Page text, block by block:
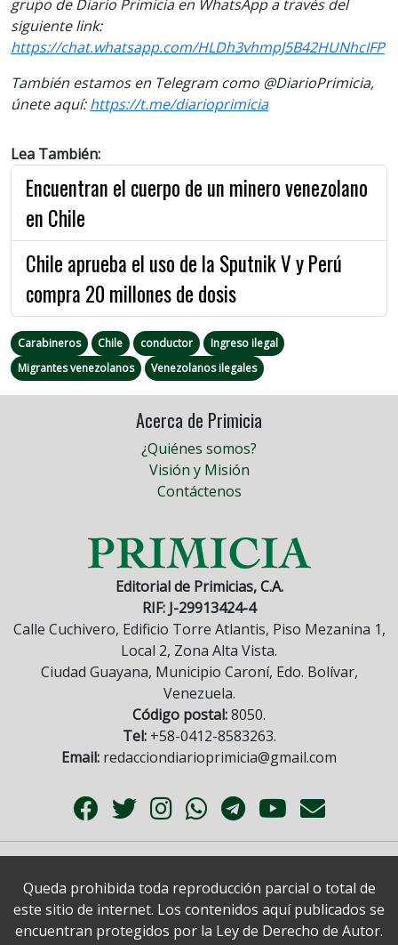
grupo de Diario Primicia en WhatsApp a través del
siguiente link:
https://chat.whatsapp.com/HLDh3vhmpJ5B42HUNhcIFP
También estamos en Telegram como @DiarioPrimicia,
únete aquí:https://t.me/diarioprimicia
Lea También:
Encuentran el cuerpo de un minero venezolano
en Chile
Chile aprueba el uso de la Sputnik V y Perú
compra 20 millones de dosis
Carabineros Chile conductor
Ingreso ilegal
Migrantes venezolanos
Venezolanos ilegales
Acerca de Primicia
¿Quiénes somos?
Visión y Misión
Contáctenos
Editorial de Primicias, C.A.
RIF: J-29913424-4
Calle Cuchivero, Edificio Torre Atlantis, Piso Mezanina 1,
Local 2, Zona Alta Vista.
Ciudad Guayana, Municipio Caroní, Edo. Bolívar,
Venezuela.
Código postal:8050.
Tel:+58-0412-8583263.
Email: redacciondiarioprimicia@gmail.com
Queda prohibida toda reproducción parcial o total de
este sitio de internet. Los contenidos aquí publicados se
encuentran protegidos por la Ley de Derecho de Autor.